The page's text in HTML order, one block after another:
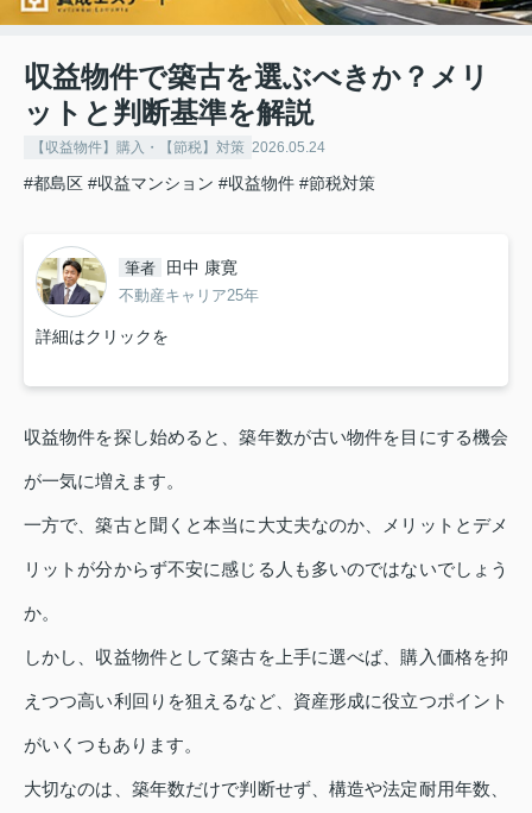
収益物件で築古を選ぶべきか？メリ
ットと判断基準を解説
【収益物件】購入・【節税】対策 2026.05.24
#都島区 #収益マンション #収益物件 #節税対策
筆者 田中 康寛
不動産キャリア25年
詳細はクリックを
収益物件を探し始めると、築年数が古い物件を目にする機会
が一気に増えます。
一方で、築古と聞くと本当に大丈夫なのか、メリットとデメ
リットが分からず不安に感じる人も多いのではないでしょう
か。
しかし、収益物件として築古を上手に選べば、購入価格を抑
えつつ高い利回りを狙えるなど、資産形成に役立つポイント
がいくつもあります。
大切なのは、築年数だけで判断せず、構造や法定耐用年数、